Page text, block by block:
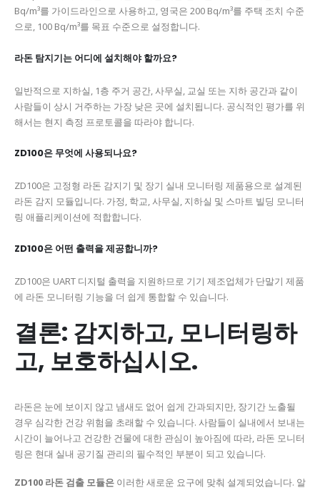
Bq/m³를 가이드라인으로 사용하고, 영국은 200 Bq/m³를 주택 조치 수준
으로, 100 Bq/m³를 목표 수준으로 설정합니다.
라돈 탐지기는 어디에 설치해야 할까요?
일반적으로 지하실, 1층 주거 공간, 사무실, 교실 또는 지하 공간과 같이
사람들이 상시 거주하는 가장 낮은 곳에 설치됩니다. 공식적인 평가를 위
해서는 현지 측정 프로토콜을 따라야 합니다.
ZD100은 무엇에 사용되나요?
ZD100은 고정형 라돈 감지기 및 장기 실내 모니터링 제품용으로 설계된
라돈 감지 모듈입니다. 가정, 학교, 사무실, 지하실 및 스마트 빌딩 모니터
링 애플리케이션에 적합합니다.
ZD100은 어떤 출력을 제공합니까?
ZD100은 UART 디지털 출력을 지원하므로 기기 제조업체가 단말기 제품
에 라돈 모니터링 기능을 더 쉽게 통합할 수 있습니다.
결론: 감지하고, 모니터링하
고, 보호하십시오.
라돈은 눈에 보이지 않고 냄새도 없어 쉽게 간과되지만, 장기간 노출될
경우 심각한 건강 위험을 초래할 수 있습니다. 사람들이 실내에서 보내는
시간이 늘어나고 건강한 건물에 대한 관심이 높아짐에 따라, 라돈 모니터
링은 현대 실내 공기질 관리의 필수적인 부분이 되고 있습니다.
ZD100 라돈 검출 모듈은 이러한 새로운 요구에 맞춰 설계되었습니다. 알